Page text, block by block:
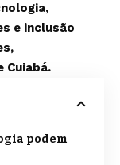
e inclusão
Cuiabá.
podem